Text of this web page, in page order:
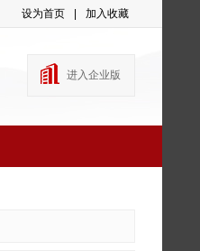
设为首页 加入收藏
进入企业版